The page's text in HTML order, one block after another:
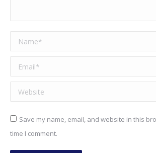
Name *
Email *
Website
Save my name, email, and website in this
time I comment.